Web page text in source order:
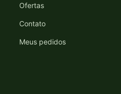
Ofertas
Contato
Meus pedidos